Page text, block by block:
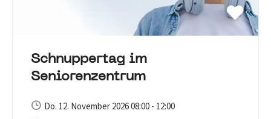
Schnuppertag im
Seniorenzentrum
Do. 12. November 2026 08:00 - 12:00